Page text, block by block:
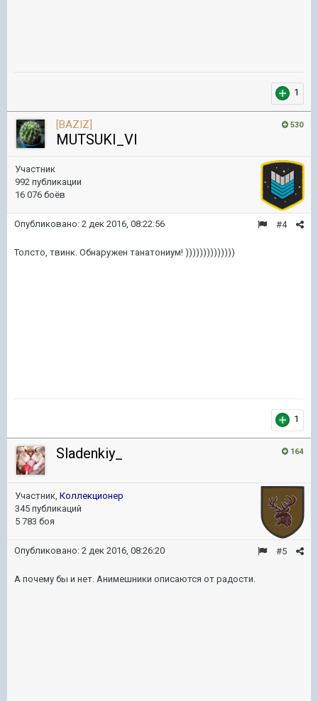
1
530
[BAZIZ]
MUTSUKI_VI
Участник
992 публикации
16 076 боёв
#4
Опубликовано: 2 дек 2016, 08:22:56
Толсто, твинк. Обнаружен танатониум! ))))))))))))))
1
164
Sladenkiy_
Участник, Коллекционер
345 публикаций
5 783 боя
#5
Опубликовано: 2 дек 2016, 08:26:20
А почему бы и нет. Анимешники описаются от радости.